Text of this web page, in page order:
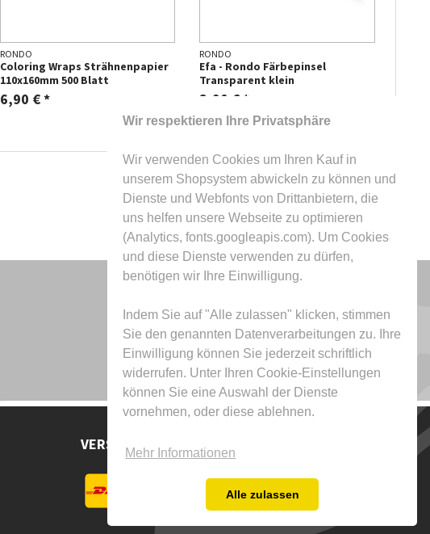
Wir respektieren Ihre Privatsphäre
Wir verwenden Cookies um Ihren Kauf in
unserem Shopsystem abwickeln zu können und
Dienste und Webfonts von Drittanbietern, die
uns helfen unsere Webseite zu optimieren
(Analytics, fonts.googleapis.com). Um Cookies
und diese Dienste verwenden zu dürfen,
benötigen wir Ihre Einwilligung.
Indem Sie auf "Alle zulassen" klicken, stimmen
Sie den genannten Datenverarbeitungen zu. Ihre
Einwilligung können Sie jederzeit schriftlich
widerrufen. Unter Ihren Cookie-Einstellungen
können Sie eine Auswahl der Dienste
vornehmen, oder diese ablehnen.
Mehr Informationen
Alle zulassen
RONDO
Coloring Wraps Strähnenpapier
110x160mm 500 Blatt
6,90 € *
RONDO
Efa - Rondo Färbepinsel
Transparent klein
2,90 € *
VERSAND DURCH